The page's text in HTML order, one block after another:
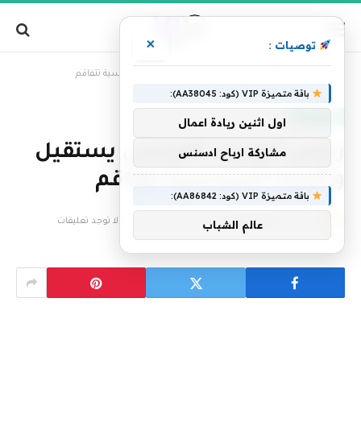
رئيس الوزراء الفرنسي يستقيل والأزمة السياسية تتفاقم
رئيس الوزراء الفرنسي يستقيل
والأزمة السياسية تتفاقم
فريق التحرير لا توجد تعليقات
1 دقائق
توصيات : ×
باقة متميزة VIP (كود: AA38045):
اول اثنين ريادة اعمال
مشاركة ارباح ادسنس
باقة متميزة VIP (كود: AA86842):
عالم الشباب